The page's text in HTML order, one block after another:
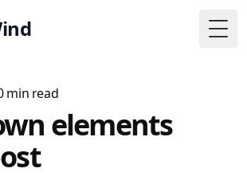
min read
elements